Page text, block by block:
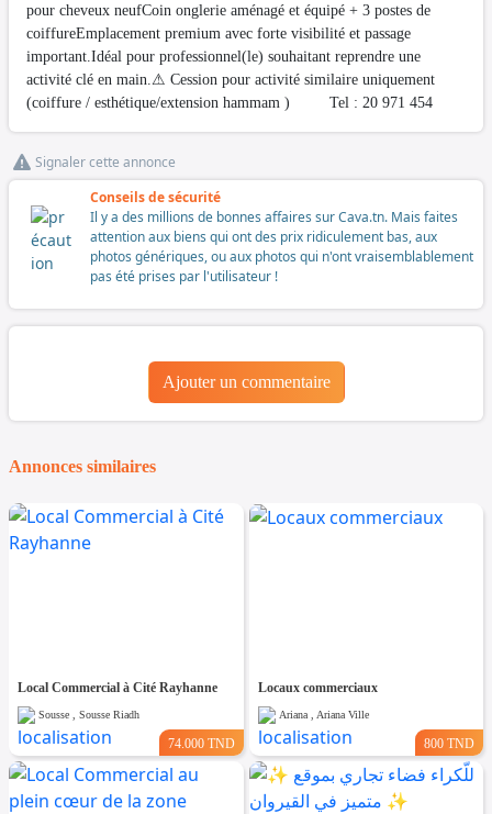
pour cheveux neufCoin onglerie aménagé et équipé + 3 postes de
coiffureEmplacement premium avec forte visibilité et passage
important.Idéal pour professionnel(le) souhaitant reprendre une
activité clé en main.⚠ Cession pour activité similaire uniquement
(coiffure / esthétique/extension hammam ) Tel : 20 971 454
Signaler cette annonce
Conseils de sécurité
Il y a des millions de bonnes affaires sur Cava.tn. Mais faites
attention aux biens qui ont des prix ridiculement bas, aux
photos génériques, ou aux photos qui n'ont vraisemblablement
pas été prises par l'utilisateur !
Ajouter un commentaire
Annonces similaires
Local Commercial à Cité Rayhanne
Sousse , Sousse Riadh
74.000 TND
Locaux commerciaux
Ariana , Ariana Ville
800 TND